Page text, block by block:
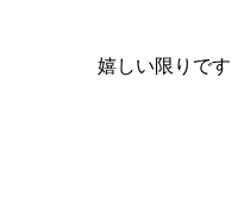
嬉しい限りです